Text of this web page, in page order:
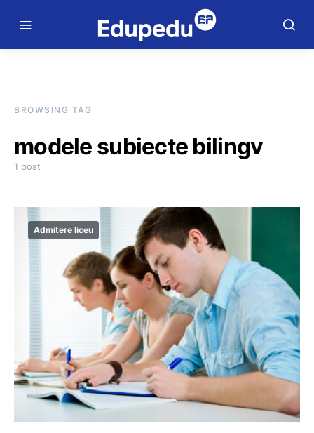
BROWSING TAG
modele subiecte bilingv
1 post
Admitere liceu